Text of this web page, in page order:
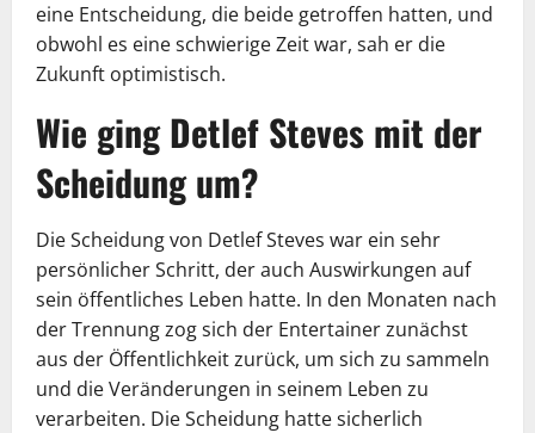
eine Entscheidung, die beide getroffen hatten, und
obwohl es eine schwierige Zeit war, sah er die
Zukunft optimistisch.
Wie ging Detlef Steves mit der
Scheidung um?
Die Scheidung von Detlef Steves war ein sehr
persönlicher Schritt, der auch Auswirkungen auf
sein öffentliches Leben hatte. In den Monaten nach
der Trennung zog sich der Entertainer zunächst
aus der Öffentlichkeit zurück, um sich zu sammeln
und die Veränderungen in seinem Leben zu
verarbeiten. Die Scheidung hatte sicherlich